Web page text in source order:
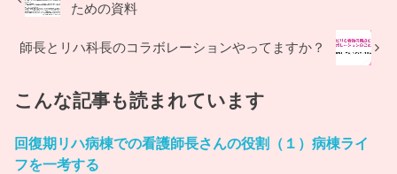
ための資料
師長とリハ科長のコラボレーションやってますか？
こんな記事も読まれています
回復期リハ病棟での看護師長さんの役割（１）病棟ライ
フを一考する